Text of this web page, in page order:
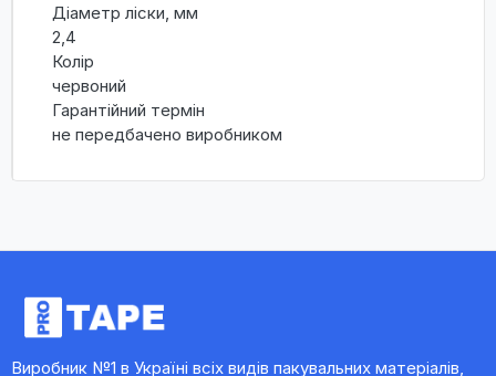
Діаметр ліски, мм
2,4
Колір
червоний
Гарантійний термін
не передбачено виробником
Виробник №1 в Україні всіх видів пакувальних матеріалів,